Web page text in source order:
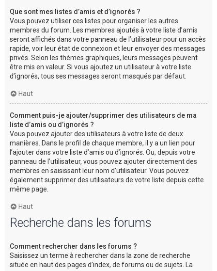
Que sont mes listes d’amis et d’ignorés ?
Vous pouvez utiliser ces listes pour organiser les autres
membres du forum. Les membres ajoutés à votre liste d’amis
seront affichés dans votre panneau de l’utilisateur pour un accès
rapide, voir leur état de connexion et leur envoyer des messages
privés. Selon les thèmes graphiques, leurs messages peuvent
être mis en valeur. Si vous ajoutez un utilisateur à votre liste
d’ignorés, tous ses messages seront masqués par défaut.
Haut
Comment puis-je ajouter/supprimer des utilisateurs de ma
liste d’amis ou d’ignorés ?
Vous pouvez ajouter des utilisateurs à votre liste de deux
manières. Dans le profil de chaque membre, il y a un lien pour
l’ajouter dans votre liste d’amis ou d’ignorés. Ou, depuis votre
panneau de l’utilisateur, vous pouvez ajouter directement des
membres en saisissant leur nom d’utilisateur. Vous pouvez
également supprimer des utilisateurs de votre liste depuis cette
même page.
Haut
Recherche dans les forums
Comment rechercher dans les forums ?
Saisissez un terme à rechercher dans la zone de recherche
située en haut des pages d’index, de forums ou de sujets. La